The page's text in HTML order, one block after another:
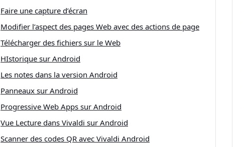
Faire une capture d’écran
Modifier l’aspect des pages Web avec des actions de page
Télécharger des fichiers sur le Web
HIstorique sur Android
Les notes dans la version Android
Panneaux sur Android
Progressive Web Apps sur Android
Vue Lecture dans Vivaldi sur Android
Scanner des codes QR avec Vivaldi Android